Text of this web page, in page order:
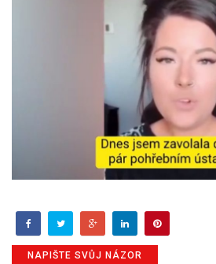
NAPIŠTE SVŮJ NÁZOR